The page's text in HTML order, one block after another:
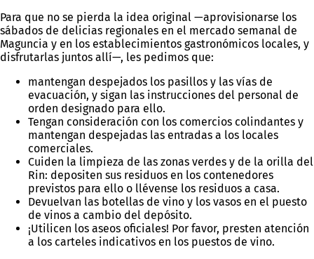
s
t
a
ñ
)
Para que no se pierda la idea original —aprovisionarse los
sábados de delicias regionales en el mercado semanal de
Maguncia y en los establecimientos gastronómicos locales, y
disfrutarlas juntos allí—, les pedimos que:
mantengan despejados los pasillos y las vías de
evacuación, y sigan las instrucciones del personal de
orden designado para ello.
Tengan consideración con los comercios colindantes y
mantengan despejadas las entradas a los locales
comerciales.
Cuiden la limpieza de las zonas verdes y de la orilla del
Rin: depositen sus residuos en los contenedores
previstos para ello o llévense los residuos a casa.
Devuelvan las botellas de vino y los vasos en el puesto
de vinos a cambio del depósito.
¡Utilicen los aseos oficiales! Por favor, presten atención
a los carteles indicativos en los puestos de vino.